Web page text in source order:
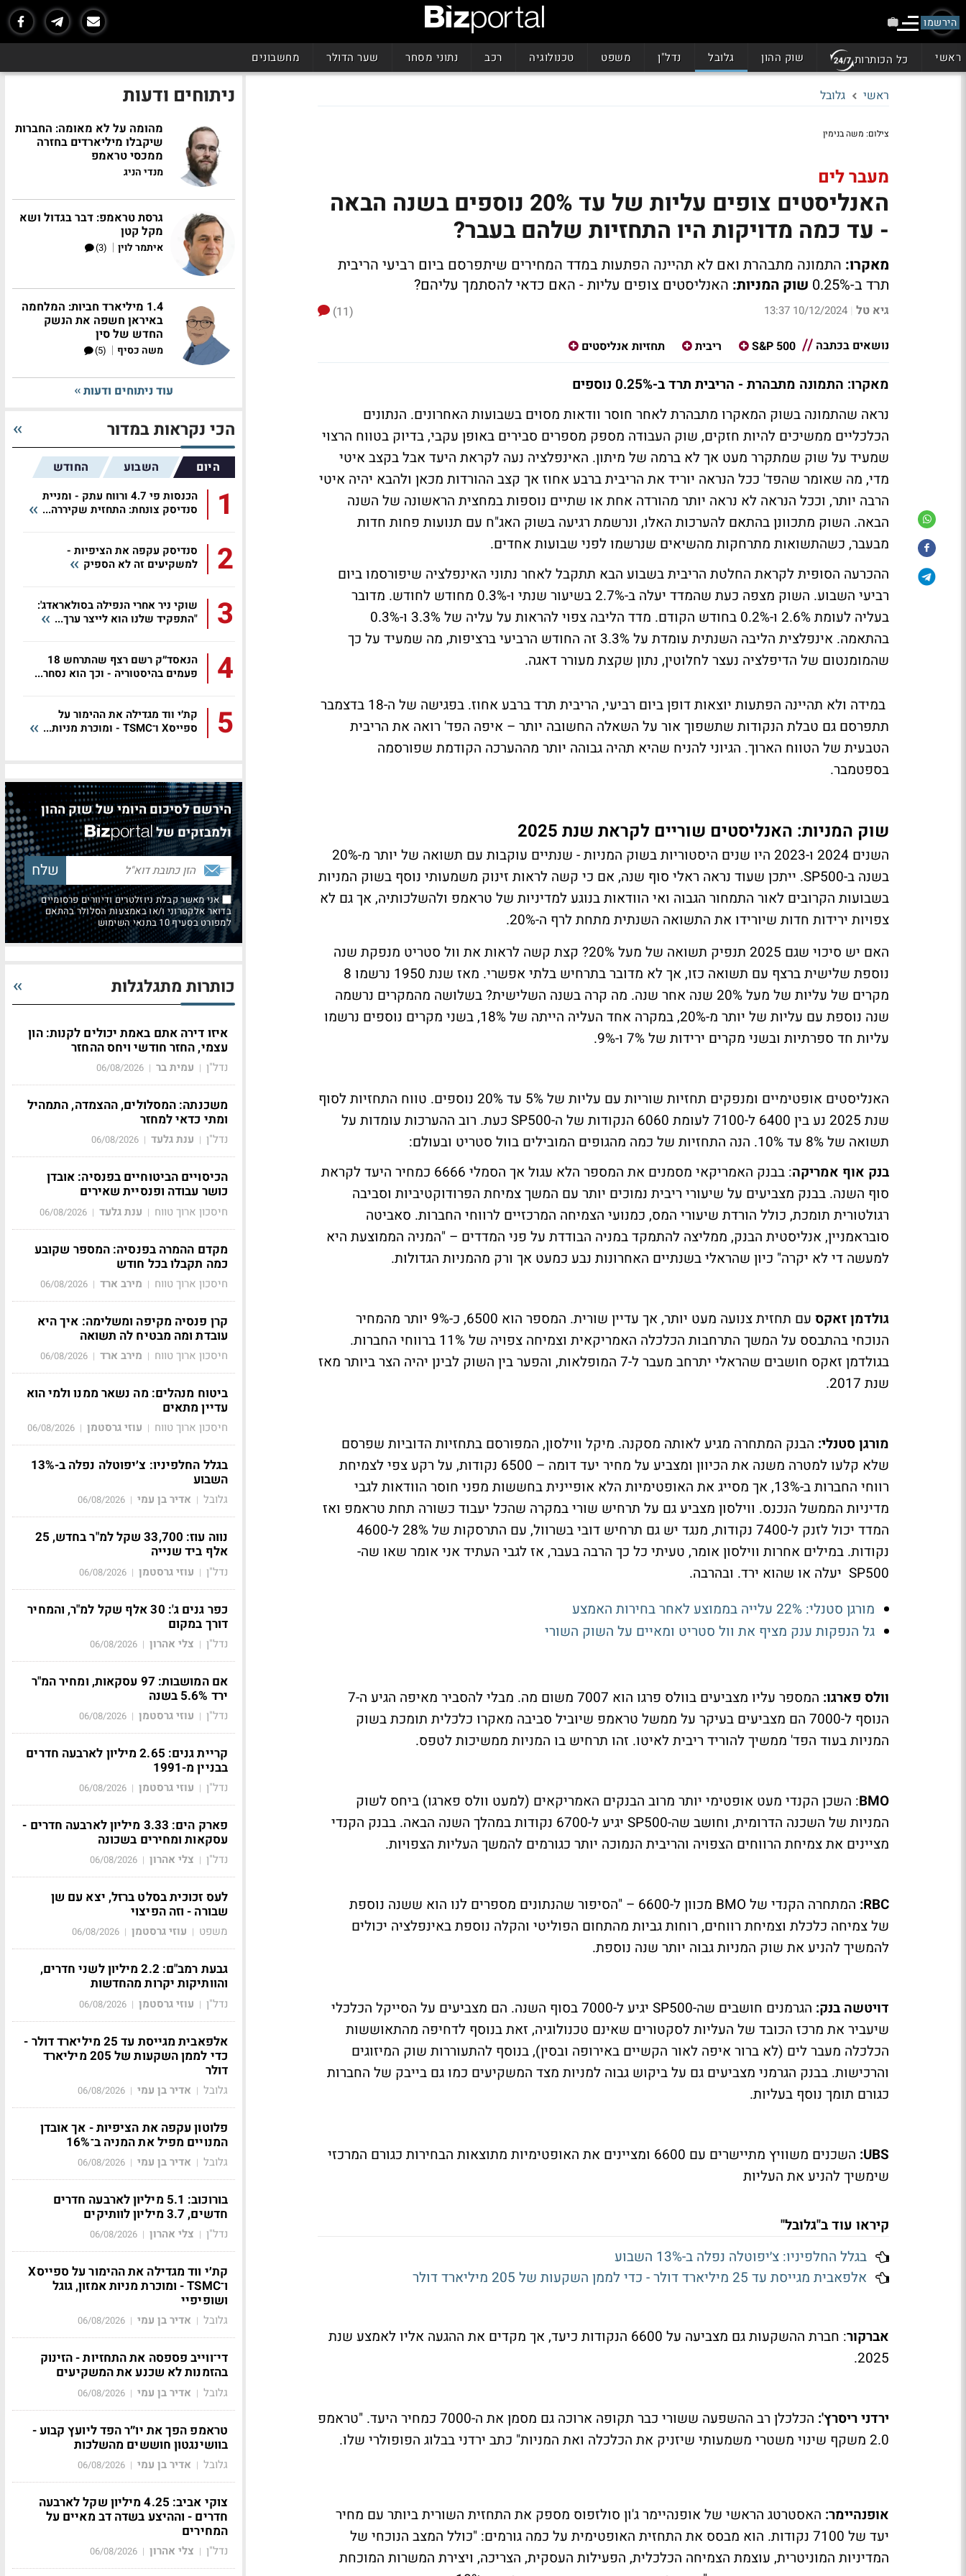
הירשמו
ראשי כל הכותרות שוק ההון גלובל נדל"ן משפט טכנולוגיה רכב נתוני מסחר שער הדולר מחשבונים
ראשי גלובל
צילום: משה בנימין
מעבר לים
האנליסטים צופים עליות של עד 20% נוספים בשנה הבאה
- עד כמה מדויקות היו התחזיות שלהם בעבר?
מאקרו: התמונה מתבהרת ואם לא תהיינה הפתעות במדד המחירים שיתפרסם ביום רביעי הריבית
תרד ב-0.25%
שוק המניות: האנליסטים צופים עליות - האם כדאי להסתמך עליהם?
גיא טל |
10/12/2024 13:37
(11)
נושאים בכתבה
S&P 500 ריבית תחזיות אנליסטים
מאקרו: התמונה מתבהרת - הריבית תרד ב-0.25% נוספים
נראה שהתמונה בשוק המאקרו מתבהרת לאחר חוסר וודאות מסוים בשבועות האחרונים. הנתונים
הכלכליים ממשיכים להיות חזקים, שוק העבודה מספק מספרים סבירים באופן עקבי, בדיוק בטווח הרצוי
שמעיד על שוק שמתקרר מעט אך לא ברמה של מיתון. האינפלציה נעה לקראת היעד אבל בקצב איטי
מדי, מה שאומר שהפד' ככל הנראה יוריד את הריבית ברבע אחוז אך קצב ההורדות מכאן ולהבא יהיה איטי
הרבה יותר, וככל הנראה לא נראה יותר מהורדה אחת או שתיים נוספות במחצית הראשונה של השנה
הבאה. השוק מתכוונן בהתאם להערכות האלו, ונרשמת רגיעה בשוק האג"ח עם תנועות פחות חדות
מבעבר, כשהתשואות מתרחקות מהשיאים שנרשמו לפני שבועות אחדים.
ההכרעה הסופית לקראת החלטת הריבית בשבוע הבא תתקבל לאחר נתוני האינפלציה שיפורסמו ביום
רביעי השבוע. השוק מצפה כעת שהמדד יעלה ב-2.7% בשיעור שנתי ו-0.3% מחודש לחודש. מדובר
בעליה לעומת 2.6% ו-0.2% בחודש הקודם. מדד הליבה צפוי להראות על עליה של 3.3% ו-0.3%
בהתאמה. אינפלצית הליבה השנתית עומדת על 3.3% זה החודש הרביעי ברציפות, מה שמעיד על כך
שהמומנטום של הדיפלציה נעצר לחלוטין, נתון שקצת מעורר דאגה.
במידה ולא תהיינה הפתעות יוצאות דופן ביום רביעי, הריבית תרד ברבע אחוז. בפגישה של ה-18 בדצמבר
תתפרסם גם טבלת הנקודות שתשפוך אור על השאלה החשובה יותר – איפה הפד' רואה את הריבית
הטבעית של הטווח הארוך. הגיוני להניח שהיא תהיה גבוהה יותר מההערכה הקודמת שפורסמה
בספטמבר.
שוק המניות: האנליסטים שוריים לקראת שנת 2025
השנים 2024 ו-2023 היו שנים היסטוריות בשוק המניות - שנתיים עוקבות עם תשואה של יותר מ-20%
בשנה ב-SP500. ייתכן שעוד נראה ראלי סוף שנה, אם כי קשה לראות זינוק משמעותי נוסף בשוק המניות
בשבועות הקרובים לאור התמחור הגבוה ואי הוודאות בנוגע למדיניות של טראמפ ולהשלכותיה, אך גם לא
צפויות ירידות חדות שיורידו את התשואה השנתית מתחת לרף ה-20%.
האם יש סיכוי שגם 2025 תנפיק תשואה של מעל 20%? קצת קשה לראות את וול סטריט מנפקת שנה
נוספת שלישית ברצף עם תשואה כזו, אך לא מדובר בתרחיש בלתי אפשרי. מאז שנת 1950 נרשמו 8
מקרים של עליות של מעל 20% שנה אחר שנה. מה קרה בשנה השלישית? בשלושה מהמקרים נרשמה
שנה נוספת עם עליות של יותר מ-20%, במקרה אחד העליה הייתה של 18%, בשני מקרים נוספים נרשמו
עליות חד ספרתיות ובשני מקרים ירידות של 7% ו-9%.
האנליסטים אופטימיים ומנפקים תחזיות שוריות עם עליות של 5% עד 20% נוספים. טווח התחזיות לסוף
שנת 2025 נע בין 6400 ל-7100 לעומת 6060 הנקודות של ה-SP500 כעת. רוב ההערכות עומדות על
תשואה של 8% עד 10%. הנה התחזיות של כמה מהגופים המובילים בוול סטריט ובעולם:
בנק אוף אמריקה
: בבנק האמריקאי מסמנים את המספר הלא עגול אך הסמלי 6666 כמחיר היעד לקראת
סוף השנה. בבנק מצביעים על שיעורי ריבית נמוכים יותר עם המשך צמיחת הפרודוקטיביות וסביבה
רגולטורית תומכת, כולל הורדת שיעורי המס, כמנועי הצמיחה המרכזיים לרווחי החברות. סאביטה
סובראמניין, אנליסטית הבנק, ממליצה להתמקד במניה הבודדת על פני המדדים – "המניה הממוצעת היא
למעשה די לא יקרה" כיון שהראלי בשנתיים האחרונות נבע כמעט אך ורק מהמניות הגדולות.
גולדמן זאקס
עם תחזית צנועה מעט יותר, אך עדיין שורית. המספר הוא 6500, כ-9% יותר מהמחיר
הנוכחי בהתבסס על המשך התרחבות הכלכלה האמריקאית וצמיחה צפויה של 11% ברווחי החברות.
בגולדמן זאקס חושבים שהראלי יתרחב מעבר ל-7 המופלאות, והפער בין השוק לבינן יהיה הצר ביותר מאז
שנת 2017.
מורגן סטנלי: הבנק המתחרה מגיע לאותה מסקנה. מיקל ווילסון, המפורסם בתחזיות הדוביות שפרסם
שלא קלעו למטרה משנה את הכיוון ומצביע על מחיר יעד דומה – 6500 נקודות, על רקע צפי לצמיחת
רווחי החברות ב-13%, אך מסייג את האופטימיות הלא אופיינית בחששות מפני חוסר הוודאות לגבי
מדיניות הממשל הנכנס. ווילסון מצביע גם על תרחיש שורי במקרה שהכל יעבוד כשורה תחת טראמפ ואז
המדד יכול לזנק ל-7400 נקודות, מנגד יש גם תרחיש דובי בשרוול, עם התרסקות של 28% ל-4600
נקודות. במילים אחרות ווילסון אומר, טעיתי כל כך הרבה בעבר, אז לגבי העתיד אני אומר שאו שה-
SP500 יעלה או שהוא ירד. ובהרבה.
מורגן סטנלי: 22% עלייה בממוצע לאחר בחירות האמצע
גל הנפקות ענק מציף את וול סטריט ומאיים על השוק השורי
וולס פארגו:
המספר עליו מצביעים בוולס פרגו הוא 7007 משום מה. מבלי להסביר מאיפה הגיע ה-7
הנוסף ל-7000 הם מצביעים בעיקר על ממשל טראמפ שיוביל סביבה מאקרו כלכלית תומכת בשוק
המניות בעוד הפד' ממשיך להוריד ריבית לאיטו. זהו תרחיש בו המניות ממשיכות לטפס.
BMO: השכן הקנדי מעט אופטימי יותר מרוב הבנקים האמריקאים (למעט וולס פארגו) ביחס לשוק
המניות של השכנה הדרומית, וחושב שה-SP500 יגיע ל-6700 נקודות במהלך השנה הבאה. בבנק הקנדי
מציינים את צמיחת הרווחים הצפויה והריבית הנמוכה יותר כגורמים להמשך העליות הצפויות.
RBC:
המתחרה הקנדי של BMO מכוון ל-6600 – "הסיפור שהנתונים מספרים לנו הוא ששנה נוספת
של צמיחה כלכלת וצמיחת רווחים, רוחות גביות מהתחום הפוליטי והקלה נוספת באינפלציה יכולים
להמשיך להניע את שוק המניות גבוה יותר שנה נוספת.
דויטשה בנק:
הגרמנים חושבים שה-SP500 יגיע ל-7000 בסוף השנה. הם מצביעים על הסייקל הכלכלי
שיעביר את מרכז הכובד של העליות לסקטורים שאינם טכנולוגיה, זאת בנוסף לדחיפה מהתאוששות
הכלכלה מעבר לים (לא ברור איפה לאור הקשיים באירופה ובסין), בנוסף להתעוררות שוק המיזוגים
והרכישות. בבנק הגרמני מצביעים גם על ביקוש גבוה למניות מצד המשקיעים כמו גם בייבק של החברות
כגורם תומך נוסף בעליות.
UBS:
השכנים משוויץ מתיישרים עם 6600 ומציינים את האופטימיות מתוצאות הבחירות כגורם המרכזי
שימשיך להניע את העליות
קיראו עוד ב"גלובל"
בגלל החלפיניו: צ׳יפוטלה נפלה ב-13% השבוע
אלפאבית מגייסת עד 25 מיליארד דולר - כדי לממן השקעות של 205 מיליארד דולר
אברקור
: חברת ההשקעות גם מצביעה על 6600 הנקודות כיעד, אך מקדים את ההגעה אליו לאמצע שנת
2025.
ירדני ריסרץ':
הכלכלן רב ההשפעה ששורי כבר תקופה ארוכה גם מסמן את ה-7000 כמחיר היעד. "טראמפ
2.0 משקף שינוי משטרי משמעותי שיזניק את הכלכלה ואת המניות" כתב ירדני בבלוג הפופולרי שלו.
אופנהיימר: האסטרטג הראשי של אופנהיימר ג'ון סולזפוס מספק את התחזית השורית ביותר עם מחיר
יעד של 7100 נקודות. הוא מבסס את התחזית האופטימית על כמה גורמים: "כולל המצב הנוכחי של
המדיניות המוניטרית, עוצמת הצמיחה הכלכלית, הפעילות העסקית, הצריכה, ויצירת המשרות המוכחת
ניתוחים ודעות
מהומה על לא מאומה: החברות
שיקבלו מיליארדים בחזרה
ממכסי טראמפ
מנדי הניג
גרסת טראמפ: דבר בגדול ושא
מקל קטן
איתמר לוין |
(3)
1.4 מיליארד חביות: המלחמה
באיראן חשפה את הנשק
החדש של סין
משה כסיף |
(5)
עוד ניתוחים ודעות
הכי נקראות במדור
היום השבוע החודש
1
הכנסות פי 4.7 ורווח עתק - ומניית
סנדיסק צונחת: התחזית שקיררה...
2
סנדיסק עקפה את הציפיות -
למשקיעים זה לא הספיק
3
שוקי ניר אחרי הנפילה בסולאראדג':
"התפקיד שלנו הוא לייצר ערך...
4
הנאסד״ק רשם רצף שהתרחש 18
פעמים בהיסטוריה - וכך הוא נסחר...
5
קת׳י ווד מגדילה את ההימור על
ספייסX ו־TSMC - ומוכרת מניות...
הירשם לסיכום היומי של שוק ההון
ולמבזקים של
אני מאשר קבלת ניוזלטרים ודיוורים פרסומיים
בדואר אלקטרוני ו/או באמצעות הסלולר בהתאם
למפורט בסעיף 10 בתנאי השימוש
כותרות מתגלגלות
איזו דירה אתם באמת יכולים לקנות: הון
עצמי, החזר חודשי ויחס ההחזר
נדל"ן | עמית בר |
06/08/2026
משכנתה: המסלולים, ההצמדה, התמהיל
ומתי כדאי למחזר
נדל"ן | ענת גלעד |
06/08/2026
הכיסויים הביטוחיים בפנסיה: אובדן
כושר עבודה ופנסיית שאירים
חיסכון ארוך טווח | ענת גלעד |
06/08/2026
מקדם ההמרה בפנסיה: המספר שקובע
כמה תקבלו בכל חודש
חיסכון ארוך טווח | מירב ארד |
06/08/2026
קרן פנסיה מקיפה ומשלימה: איך היא
עובדת ומה מבטיח לה תשואה
חיסכון ארוך טווח | מירב ארד |
06/08/2026
ביטוח מנהלים: מה נשאר ממנו ולמי הוא
עדיין מתאים
חיסכון ארוך טווח | עוזי גרסטמן |
06/08/2026
בגלל החלפיניו: צ׳יפוטלה נפלה ב-13%
השבוע
גלובל | אדיר בן עמי |
06/08/2026
נווה עוז: 33,700 שקל למ"ר בחדש, 25
אלף ביד שנייה
נדל"ן | עוזי גרסטמן |
06/08/2026
כפר גנים ג': 30 אלף שקל למ"ר, והמחיר
דורך במקום
נדל"ן | צלי אהרון |
06/08/2026
אם המושבות: 97 עסקאות, ומחיר המ"ר
ירד 5.6% בשנה
נדל"ן | עוזי גרסטמן |
06/08/2026
קריית גנים: 2.65 מיליון לארבעה חדרים
בבניין מ-1991
נדל"ן | עוזי גרסטמן |
06/08/2026
פארק הים: 3.33 מיליון לארבעה חדרים -
עסקאות ומחירים בשכונה
נדל"ן | צלי אהרון |
06/08/2026
לעס זכוכית בסלט ברזל, יצא עם שן
שבורה - וזה הפיצוי
משפט | עוזי גרסטמן |
06/08/2026
גבעת רמב"ם: 2.2 מיליון לשני חדרים,
והוותיקות יקרות מהחדשות
נדל"ן | עוזי גרסטמן |
06/08/2026
אלפאבית מגייסת עד 25 מיליארד דולר -
כדי לממן השקעות של 205 מיליארד
דולר
גלובל | אדיר בן עמי |
06/08/2026
פלוטון עקפה את הציפיות - אך אובדן
המנויים מפיל את המניה ב־16%
גלובל | אדיר בן עמי |
06/08/2026
בורוכוב: 5.1 מיליון לארבעה חדרים
חדשים, 3.7 מיליון לוותיקים
נדל"ן | צלי אהרון |
06/08/2026
קת׳י ווד מגדילה את ההימור על ספייסX
ו־TSMC - ומוכרת מניות אמזון, גוגל
ושופיפיי
גלובל | אדיר בן עמי |
06/08/2026
די־ווייב פספסה את התחזיות - הזינוק
בהזמנות לא שכנע את המשקיעים
גלובל | אדיר בן עמי |
06/08/2026
טראמפ הפך את יו״ר הפד ליועץ קבוע -
בוושינגטון חוששים מהשלכות
גלובל | אדיר בן עמי |
06/08/2026
צוקי אביב: 4.25 מיליון שקל לארבעה
חדרים - וההיצע בשדה דב מאיים על
המחירים
נדל"ן | צלי אהרון |
06/08/2026